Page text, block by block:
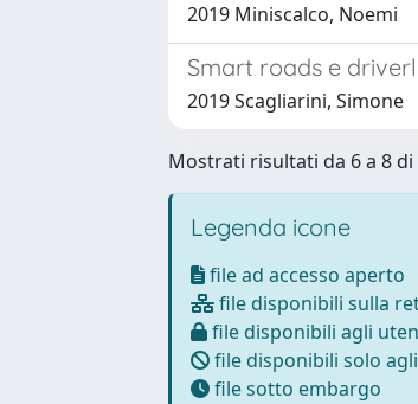
2019 Miniscalco, Noemi
Smart roads e
2019 Scagliarini, Simone
Mostrati risultati da 6 a 8 di
Legenda icone
file ad accesso aperto
file disponibili sulla
file disponibili agli
file disponibili solo
file sotto embargo